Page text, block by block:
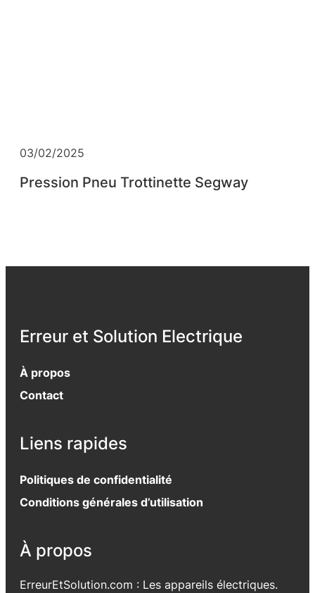
03/02/2025
Pression Pneu Trottinette Segway
Erreur et Solution Electrique
À propos
Contact
Liens rapides
Politiques de confidentialité
Conditions générales d’utilisation
À propos
ErreurEtSolution.com : Les appareils électriques.